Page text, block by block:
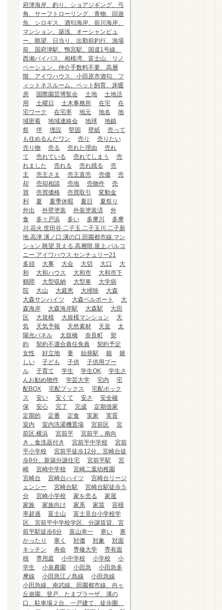
府津海岸、釣り、ショアジギング、弓
角、サーフトローリング、青物、回遊
魚、シロギス、酒匂海岸、前川海岸、
マンション、築浅、オーシャンビュ
ー、眺望、日当り、出勤前釣行、漁場
前、国府津駅、鴨宮駅、国道1号線、
西湘バイパス、相模湾、富士山、リノ
ベーション、仲介手数料不要、高層
階、アイワハウス、小田原市酒匂、フ
ィットネスルーム、ペット飼育、床暖
房
国際園芸博覧会 土地
土地活
用
土曜日 土木事務所 在宅
在
宅ワーク
在宅率 地元 地名
地
域密着
地域連絡会 地球
地鎮
祭
坪 埋設 堅固 壁紙
売って
も住めるんだワン
売り
売りたい
売り物
売る 売れた理由
売れ
て
売れている 売れてしまう
売
れました
売れる 売れ残る
売
主
売主さま 売主直売 売価
売
却
売却相談 売地 売物件
売
買
売買価格 売買取引
変動金
利
夏 夏季休暇 夏日
夏祭り
外出
外壁塗装 外装塗装済
外
食
多々戸浜 多い 多摩川
多摩
川.花火.世田谷.二子玉.二子玉川.二子新
地.高津.溝ノ口.溝の口.田園都市線.マン
ション.眺望.見える.高層階.屋上.バルコ
ニー.アイワハウス.センチュリー21
多頭
大事 大会 大切 大口
大
和
大和ハウス 大和市
大和市下
鶴間
大型収納 大型車
大学病
院
大山 大庭恵 大掃除
大森
大森サンハイツ
大森ベルポート
大
森海岸
大森海岸駅 大森駅
大田
区
大規模 大規模マンション
天
気
天気予報 天然素材 天皇
太
陽光パネル
太鼓橋 奈良町
契
約
契約不適合責任免責
契約予定
女性
好立地 妻 始発駅 娘
嬉
しい
子ども 子供
子供用プー
ル
子育て 学生 学生OK
学生さ
んお勧め物件
学芸大学 宅内
宅
配BOX
宅配ブックス
宅配ボック
ス
安い 安くて 安さ
安全確
保
安心 完了 完成
定期借家
定期的
定番 定食 実家
実質
室内
室内洗濯機置場 宮前区
宮
前区.横浜
宮前平
宮前平，南向
き，食洗器付き
宮前平中学校
宮前
平小学校
宮前平徒歩12分、宮崎台徒
歩8分、新築分譲住宅
宮前平駅
宮
崎
宮崎中学校
宮崎二葉幼稚園
宮崎台
宮崎台ハイツ
宮崎台リージ
ェンシー
宮崎台駅
宮崎台駅徒歩５
分
宮崎小学校 家を売る
家屋
家族
家族向け 家系 家賃
容積
率超過
富士山
富士見台小学校学
区、宮前平中学校学区、分譲賃貸、宮
前平駅徒歩6分
富山幸一 寒い
寒
かったり
寒く 対価 対象
対面
キッチン
寿命 専修大学
専有面
積
専用庭 小中学校 小学校
小
学生
小泉農園 小田急
小田急多
摩線
小田急江ノ島線
小田急線
小田急線、南武線、田園都市線、向ヶ
丘遊園、登戸、たまプラーザ、溝の
口、駐車場２台、一戸建て、徒歩圏、